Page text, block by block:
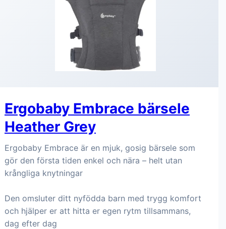
Ergobaby Embrace bärsele
Heather Grey
Ergobaby Embrace är en mjuk, gosig bärsele som
gör den första tiden enkel och nära – helt utan
krångliga knytningar
Den omsluter ditt nyfödda barn med trygg komfort
och hjälper er att hitta er egen rytm tillsammans,
dag efter dag